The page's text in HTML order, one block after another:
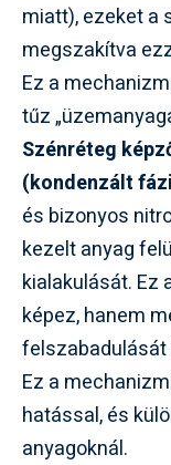
miatt), ezeket a
megszakítva
Ez a
tűz
Szénréteg
(kondenzált
és bizonyos
kezelt anyag
kialakulását. Ez
képez, hanem
felszabadulását
Ez a
hatással, és
anyagoknál.